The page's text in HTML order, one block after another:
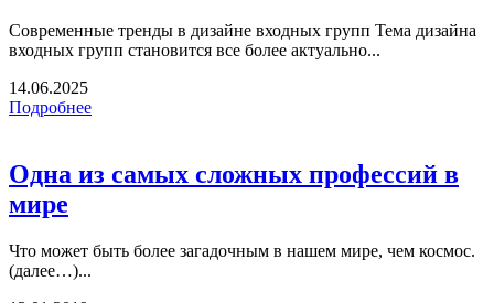
Современные тренды в дизайне входных групп Тема дизайна
входных групп становится все более актуально...
14.06.2025
Подробнее
Одна из самых сложных профессий в
мире
Что может быть более загадочным в нашем мире, чем космос.
(далее…)...